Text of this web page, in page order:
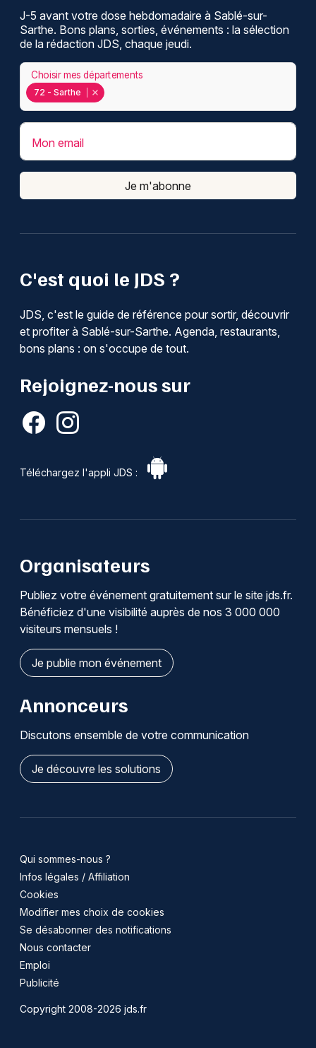
C'est quoi le JDS ?
JDS, c'est le guide de référence pour sortir, découvrir
et profiter à Sablé-sur-Sarthe. Agenda, restaurants,
bons plans : on s'occupe de tout.
Rejoignez-nous sur
Téléchargez l'appli JDS :
J-5 avant votre dose hebdomadaire à Sablé-sur-
Sarthe. Bons plans, sorties, événements : la sélection
de la rédaction JDS, chaque jeudi.
72 - Sarthe
Choisir mes départements
Mon email
Je m'abonne
Organisateurs
Publiez votre événement gratuitement sur le site jds.fr.
Bénéficiez d'une visibilité auprès de nos 3 000 000
visiteurs mensuels !
Je publie mon événement
Annonceurs
Discutons ensemble de votre communication
Je découvre les solutions
Qui sommes-nous ?
Infos légales / Affiliation
Cookies
Modifier mes choix de cookies
Se désabonner des notifications
Nous contacter
Emploi
Publicité
Copyright 2008-2026 jds.fr